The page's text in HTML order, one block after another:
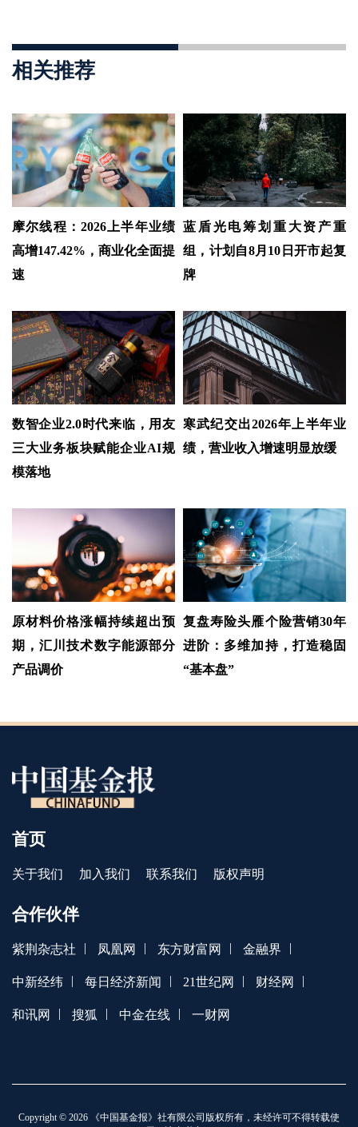
相关推荐
摩尔线程：2026上半年业绩
高增147.42%，商业化全面提
速
蓝盾光电筹划重大资产重
组，计划自8月10日开市起复
牌
数智企业2.0时代来临，用友
三大业务板块赋能企业AI规
模落地
寒武纪交出2026年上半年业
绩，营业收入增速明显放缓
原材料价格涨幅持续超出预
期，汇川技术数字能源部分
产品调价
复盘寿险头雁个险营销30年
进阶：多维加持，打造稳固
“基本盘”
首页
关于我们 加入我们 联系我们 版权声明
合作伙伴
紫荆杂志社 | 凤凰网 | 东方财富网 | 金融界 |
中新经纬 | 每日经济新闻 | 21世纪网 | 财经网 |
和讯网 | 搜狐 | 中金在线 | 一财网
Copyright © 2026 《中国基金报》社有限公司版权所有，未经许可不得转载使